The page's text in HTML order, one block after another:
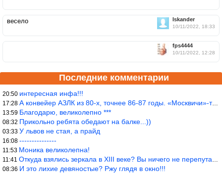
Iskander
10/11/2022, 18:33
весело
fps4444
10/11/2022, 12:28
Последние комментарии
20:50 интересная инфа!!!
17:28 А конвейер АЗЛК из 80-х, точнее 86-87 годы. «Москвичи»-то из пер
13:59 Благодарю, великолепно ***
08:32 Прикольно ребята обедают на балке...))
03:33 У львов не стая, а прайд
16:08 ---------------
11:53 Моника великолепна!
11:41 Откуда взялись зеркала в XIII веке? Вы ничего не перепутали?
08:36 И это лихие девяностые? Ржу глядя в окно!!!